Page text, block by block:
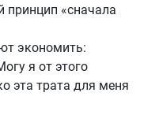
принцип «сначала
экономить:
я от этого
эта трата для меня